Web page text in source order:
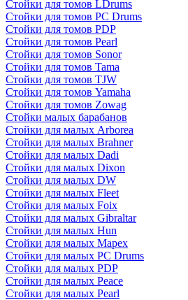
Стойки для томов LDrums
Стойки для томов PC Drums
Стойки для томов PDP
Стойки для томов Pearl
Стойки для томов Sonor
Стойки для томов Tama
Стойки для томов TJW
Стойки для томов Yamaha
Стойки для томов Zowag
Стойки малых барабанов
Стойки для малых Arborea
Стойки для малых Brahner
Стойки для малых Dadi
Стойки для малых Dixon
Стойки для малых DW
Стойки для малых Fleet
Стойки для малых Foix
Стойки для малых Gibraltar
Стойки для малых Hun
Стойки для малых Mapex
Стойки для малых PC Drums
Стойки для малых PDP
Стойки для малых Peace
Стойки для малых Pearl